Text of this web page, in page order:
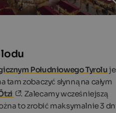
lodu
Południowego Tyrolu
tam zobaczyć słynną na całym
. Zalecamy wcześniejszą
to zrobić maksymalnie 3